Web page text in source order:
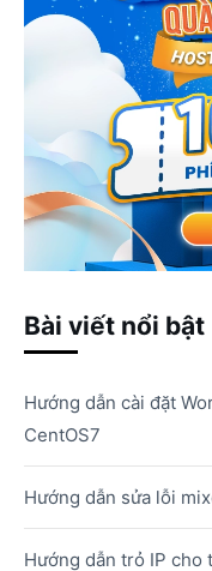
Bài viết nổi bật
Hướng dẫn cài đặt
CentOS7
Hướng dẫn sửa lỗi
Hướng dẫn trỏ IP